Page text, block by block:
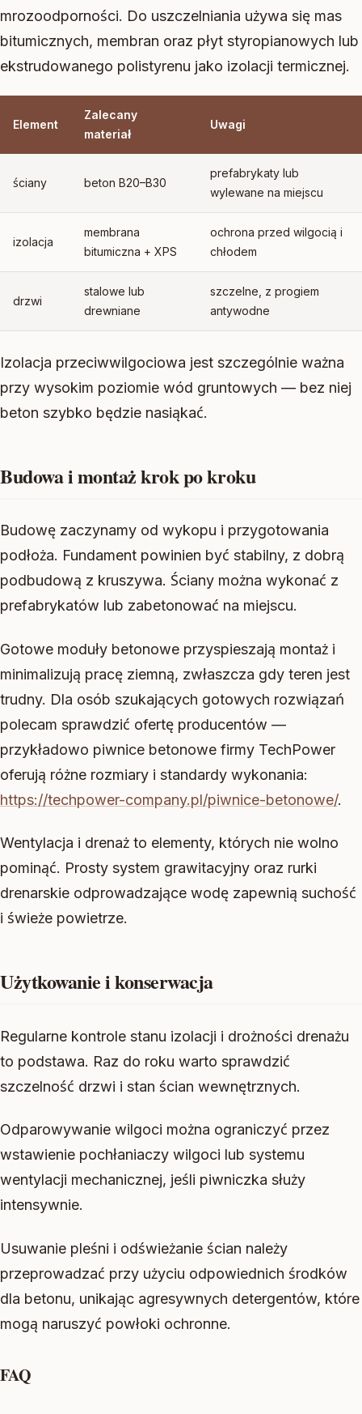
mrozoodporności. Do uszczelniania używa się mas
bitumicznych, membran oraz płyt styropianowych lub
ekstrudowanego polistyrenu jako izolacji termicznej.
Element
Zalecany
materiał
Uwagi
ściany beton B20–B30
prefabrykaty lub
wylewane na miejscu
izolacja
membrana
bitumiczna + XPS
ochrona przed wilgocią i
chłodem
drzwi
stalowe lub
drewniane
szczelne, z progiem
antywodne
Izolacja przeciwwilgociowa jest szczególnie ważna
przy wysokim poziomie wód gruntowych — bez niej
beton szybko będzie nasiąkać.
Budowa i montaż krok po kroku
Budowę zaczynamy od wykopu i przygotowania
podłoża. Fundament powinien być stabilny, z dobrą
podbudową z kruszywa. Ściany można wykonać z
prefabrykatów lub zabetonować na miejscu.
Gotowe moduły betonowe przyspieszają montaż i
minimalizują pracę ziemną, zwłaszcza gdy teren jest
trudny. Dla osób szukających gotowych rozwiązań
polecam sprawdzić ofertę producentów —
przykładowo piwnice betonowe firmy TechPower
oferują różne rozmiary i standardy wykonania:
https://techpower-company.pl/piwnice-betonowe/.
Wentylacja i drenaż to elementy, których nie wolno
pominąć. Prosty system grawitacyjny oraz rurki
drenarskie odprowadzające wodę zapewnią suchość
i świeże powietrze.
Użytkowanie i konserwacja
Regularne kontrole stanu izolacji i drożności drenażu
to podstawa. Raz do roku warto sprawdzić
szczelność drzwi i stan ścian wewnętrznych.
Odparowywanie wilgoci można ograniczyć przez
wstawienie pochłaniaczy wilgoci lub systemu
wentylacji mechanicznej, jeśli piwniczka służy
intensywnie.
Usuwanie pleśni i odświeżanie ścian należy
przeprowadzać przy użyciu odpowiednich środków
dla betonu, unikając agresywnych detergentów, które
mogą naruszyć powłoki ochronne.
FAQ